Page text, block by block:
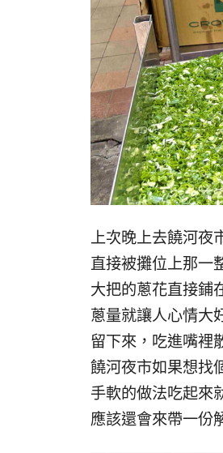
上次晚上去饒河
直接被攤位上那一
大把的蔥花直接鋪
蔥量就讓人心情大
留下來，吃進嘴裡
饒河夜市如果想找
手軟的做法吃起來
應該還會來帶一份